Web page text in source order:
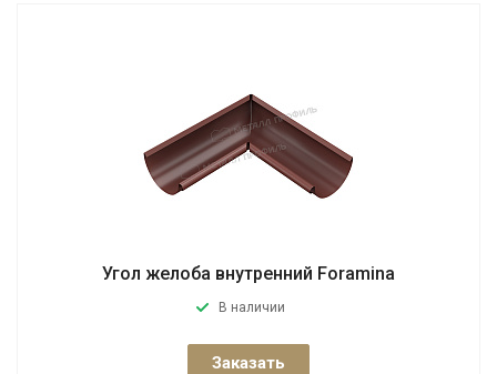
Угол желоба внутренний Foramina
В наличии
Заказать